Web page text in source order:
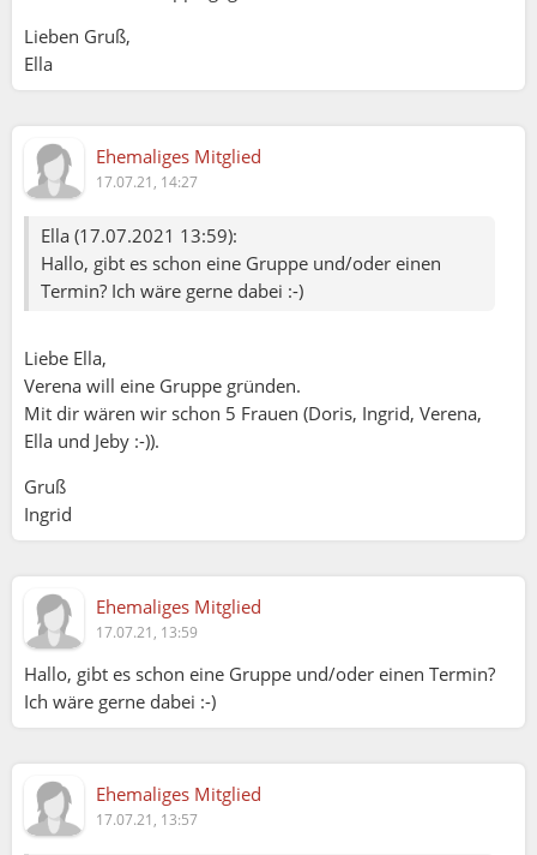
Lieben Gruß,
Ella
Ehemaliges Mitglied
17.07.21, 14:27
Ella (17.07.2021 13:59):
Hallo, gibt es schon eine Gruppe und/oder einen
Termin? Ich wäre gerne dabei :-)
Liebe Ella,
Verena will eine Gruppe gründen.
Mit dir wären wir schon 5 Frauen (Doris, Ingrid, Verena,
Ella und Jeby :-)).
Gruß
Ingrid
Ehemaliges Mitglied
17.07.21, 13:59
Hallo, gibt es schon eine Gruppe und/oder einen Termin?
Ich wäre gerne dabei :-)
Ehemaliges Mitglied
17.07.21, 13:57
CaraMia (03.07.2021 20:50):
FB_IMG_1625337952816.jpg
FB_IMG_1625337965826.jpg
FB_IMG_1625337978057.jpg
FB_IMG_1625337988275.jpg